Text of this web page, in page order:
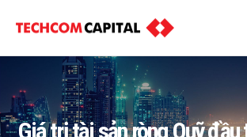
Giá trị tài sản ròng Quỹ đầu